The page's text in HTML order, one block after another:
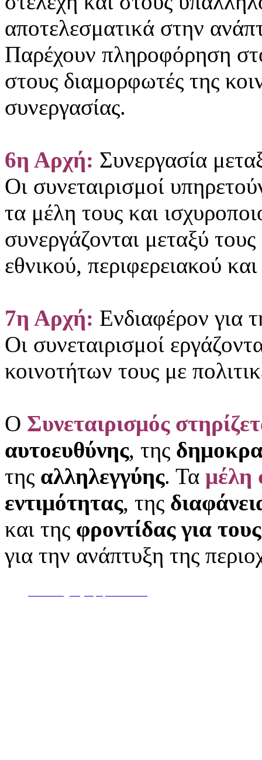
αποτελεσματικά στην
Παρέχουν πληροφόρηση
στους διαμορφωτές της
συνεργασίας.
6η Αρχή: Συνεργασία
Οι συνεταιρισμοί
τα μέλη τους και
συνεργάζονται μεταξύ
εθνικού, περιφερειακού
7η Αρχή: Ενδιαφέρον για
Οι συνεταιρισμοί
κοινοτήτων τους με
Ο Συνεταιρισμός
αυτοευθύνης, της
της αλληλεγγύης. Τα μέλη
εντιμότητας, της
και της φροντίδας για
για την ανάπτυξη της